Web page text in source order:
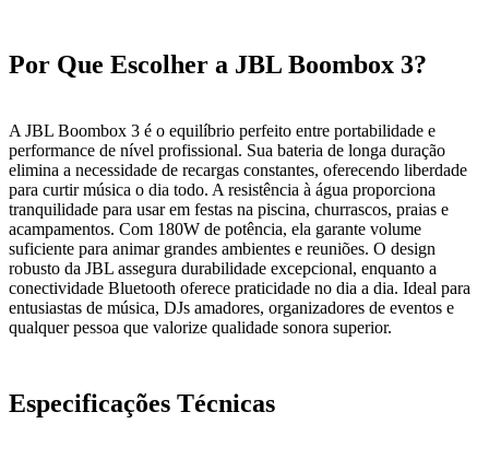
Por Que Escolher a JBL Boombox 3?
A JBL Boombox 3 é o equilíbrio perfeito entre portabilidade e
performance de nível profissional. Sua bateria de longa duração
elimina a necessidade de recargas constantes, oferecendo liberdade
para curtir música o dia todo. A resistência à água proporciona
tranquilidade para usar em festas na piscina, churrascos, praias e
acampamentos. Com 180W de potência, ela garante volume
suficiente para animar grandes ambientes e reuniões. O design
robusto da JBL assegura durabilidade excepcional, enquanto a
conectividade Bluetooth oferece praticidade no dia a dia. Ideal para
entusiastas de música, DJs amadores, organizadores de eventos e
qualquer pessoa que valorize qualidade sonora superior.
Especificações Técnicas